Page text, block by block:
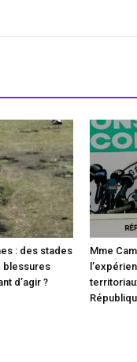
: des stades
blessures
d’agir ?
Mme